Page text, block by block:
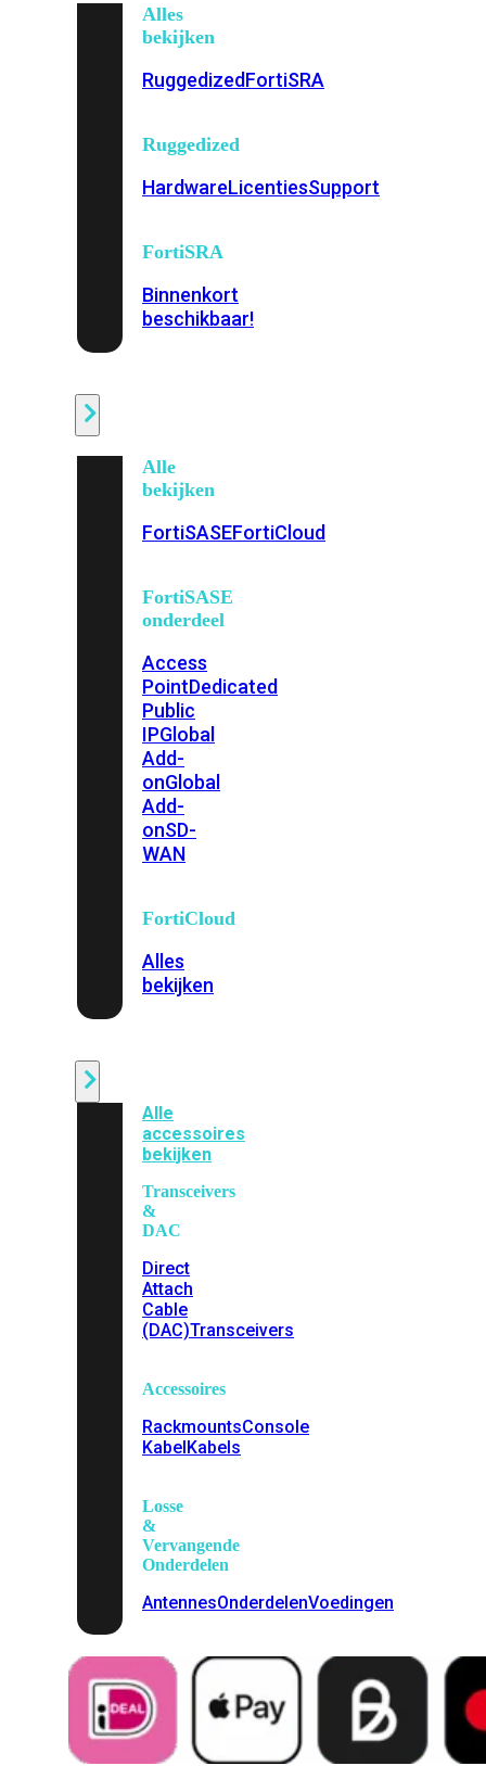
Alles
bekijken
RuggedizedFortiSRA
Ruggedized
HardwareLicentiesSupport
FortiSRA
Binnenkort
beschikbaar!
Alle
bekijken
FortiSASEFortiCloud
FortiSASE
onderdeel
Access
PointDedicated
Public
IPGlobal
Add-
onGlobal
Add-
onSD-
WAN
FortiCloud
Alles
bekijken
Alle
accessoires
bekijken
Transceivers
&
DAC
Direct
Attach
Cable
(DAC)Transceivers
Accessoires
RackmountsConsole
KabelKabels
Losse
&
Vervangende
Onderdelen
AntennesOnderdelenVoedingen